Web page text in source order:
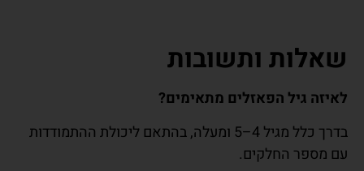
שאלות ותשובות
לאיזה גיל הפאזלים מתאימים?
בדרך כלל מגיל 4–5 ומעלה, בהתאם ליכולת ההתמודדות
עם מספר החלקים.